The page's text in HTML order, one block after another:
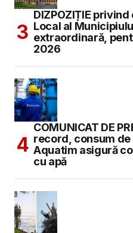
DIZPOZIȚIE
Local al
extraordinară,
2026
COMUNICAT DE
record, consum
Aquatim asigură
cu apă